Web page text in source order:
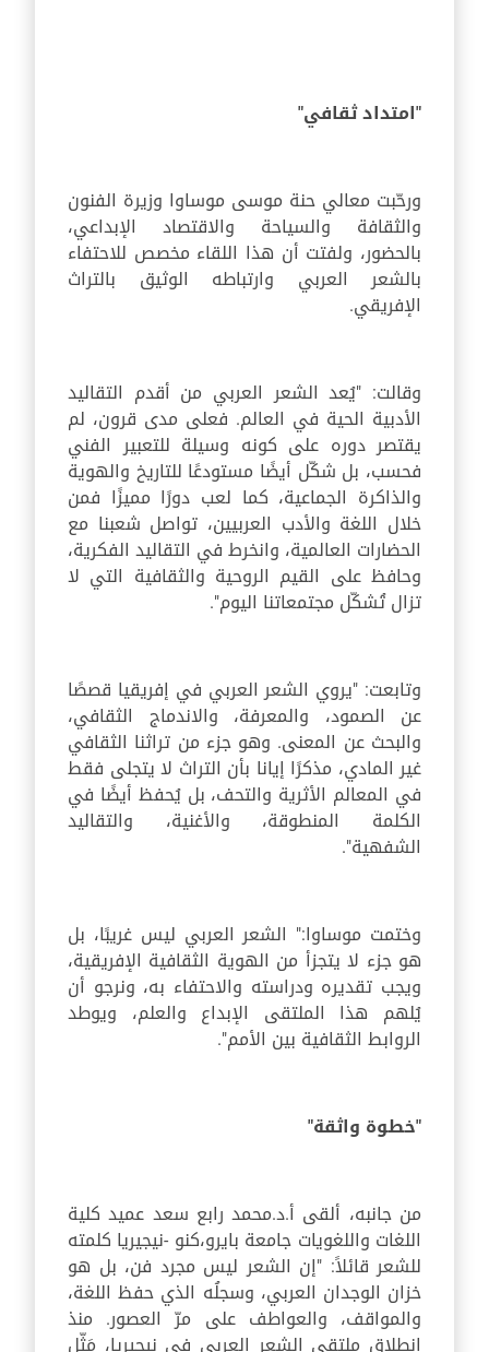
"امتداد ثقافي"
ورحّبت معالي حنة موسى موساوا وزيرة الفنون
والثقافة والسياحة والاقتصاد الإبداعي،
بالحضور، ولفتت أن هذا اللقاء مخصص للاحتفاء
بالشعر العربي وارتباطه الوثيق بالتراث
الإفريقي.
وقالت: "يُعد الشعر العربي من أقدم التقاليد
الأدبية الحية في العالم. فعلى مدى قرون، لم
يقتصر دوره على كونه وسيلة للتعبير الفني
فحسب، بل شكّل أيضًا مستودعًا للتاريخ والهوية
والذاكرة الجماعية، كما لعب دورًا مميزًا فمن
خلال اللغة والأدب العربيين، تواصل شعبنا مع
الحضارات العالمية، وانخرط في التقاليد الفكرية،
وحافظ على القيم الروحية والثقافية التي لا
تزال تُشكّل مجتمعاتنا اليوم".
وتابعت: "يروي الشعر العربي في إفريقيا قصصًا
عن الصمود، والمعرفة، والاندماج الثقافي،
والبحث عن المعنى. وهو جزء من تراثنا الثقافي
غير المادي، مذكرًا إيانا بأن التراث لا يتجلى فقط
في المعالم الأثرية والتحف، بل يُحفظ أيضًا في
الكلمة المنطوقة، والأغنية، والتقاليد
الشفهية".
وختمت موساوا:" الشعر العربي ليس غريبًا، بل
هو جزء لا يتجزأ من الهوية الثقافية الإفريقية،
ويجب تقديره ودراسته والاحتفاء به، ونرجو أن
يُلهم هذا الملتقى الإبداع والعلم، ويوطد
الروابط الثقافية بين الأمم".
"خطوة واثقة"
من جانبه، ألقى أ.د.محمد رابع سعد عميد كلية
اللغات واللغويات جامعة بايرو،كنو -نيجيريا كلمته
للشعر قائلاً: "إن الشعر ليس مجرد فن، بل هو
خزان الوجدان العربي، وسجلُه الذي حفظ اللغة،
والمواقف، والعواطف على مرّ العصور. منذ
انطلاق ملتقى الشعر العربي في نيجيريا، مَثّل